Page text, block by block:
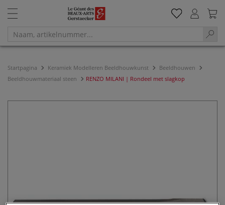
Startpagina Keramiek Modelleren Beeldhouwkunst
Beeldhouwen
Beeldhouwmateriaal steen
RENZO MILANI | Rondeel met slagkop